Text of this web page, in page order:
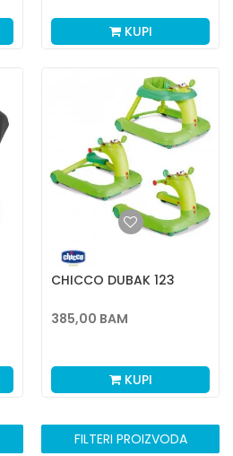
KUPI
CHICCO DUBAK 123
385,00 BAM
KUPI
FILTERI PROIZVODA